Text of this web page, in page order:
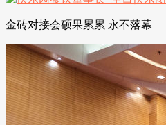
金砖对接会硕果累累 永不落幕